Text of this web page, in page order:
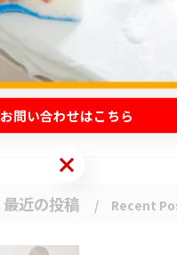
草加市のハウスクリーニング
松伏町のハウスクリーニング
吉川市のハウスクリーニング
お客様の声
最近の投稿 Recent
お問い合わせはこちら
お問い合わせはこちら